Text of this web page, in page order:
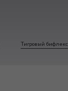
Тигровый бифлекс